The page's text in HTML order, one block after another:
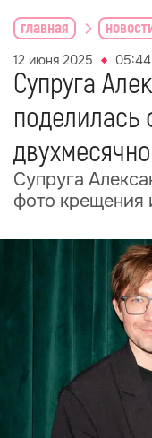
главная
12 июня 2025 05:44
Супруга
Супруга
фото крещения